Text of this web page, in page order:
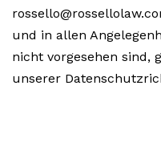
und in allen
nicht vorgesehen sind,
unserer